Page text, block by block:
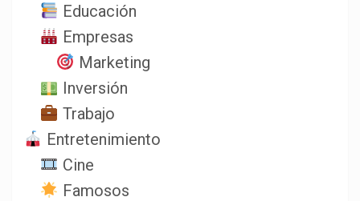
Educación
Empresas
Marketing
Inversión
Trabajo
Entretenimiento
Cine
Famosos